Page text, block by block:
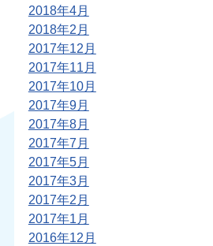
2018年4月
2018年2月
2017年12月
2017年11月
2017年10月
2017年9月
2017年8月
2017年7月
2017年5月
2017年3月
2017年2月
2017年1月
2016年12月